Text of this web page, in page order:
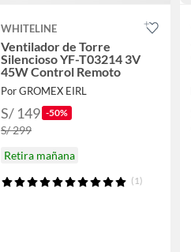
WHITELINE
Ventilador de Torre
Silencioso YF-T03214 3V
45W Control Remoto
Por GROMEX EIRL
S/ 149 -50%
S/ 299
Retira mañana
(1)